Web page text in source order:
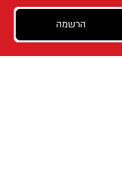
הרשמה